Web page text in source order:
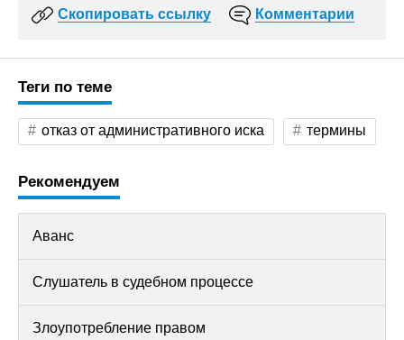
Скопировать ссылку Комментарии
Теги по теме
отказ от административного иска термины
Рекомендуем
Аванс
Слушатель в судебном процессе
Злоупотребление правом